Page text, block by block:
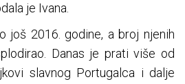
je Ivana.
još 2016. godine, a broj njenih
Danas je prati više od
slavnog Portugalca i dalje